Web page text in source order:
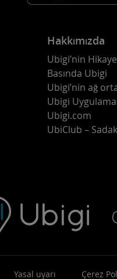
Hakkımızda
Ubigi’nin
Basında Ubigi
Ubigi’nin ağ
Ubigi
Ubigi.com
UbiClub –
Yasal uyarı Çerez